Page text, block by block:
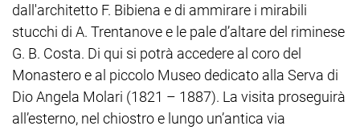
dall'architetto F. Bibiena e di ammirare i mirabili
stucchi di A. Trentanove e le pale d’altare del riminese
G. B. Costa. Di qui si potrà accedere al coro del
Monastero e al piccolo Museo dedicato alla Serva di
Dio Angela Molari (1821 – 1887). La visita proseguirà
all’esterno, nel chiostro e lungo un’antica via